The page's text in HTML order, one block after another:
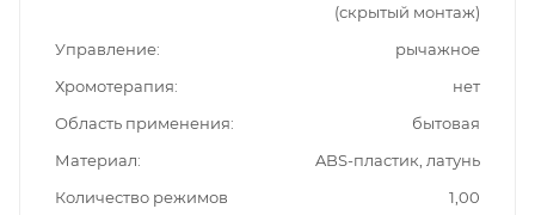
(скрытый монтаж)
Управление
рычажное
Хромотерапия
нет
Область применения
бытовая
Материал
ABS-пластик, латунь
Количество режимов
1,00